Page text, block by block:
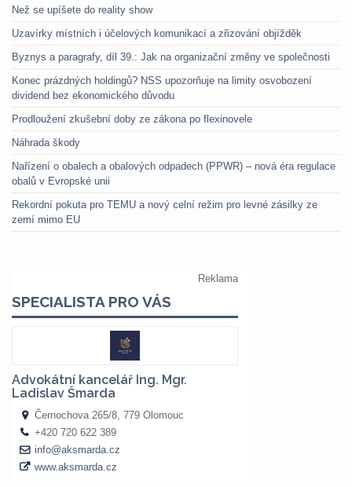
Než se upíšete do reality show
Uzavírky místních i účelových komunikací a zřizování objížděk
Byznys a paragrafy, díl 39.: Jak na organizační změny ve společnosti
Konec prázdných holdingů? NSS upozorňuje na limity osvobození
dividend bez ekonomického důvodu
Prodloužení zkušební doby ze zákona po flexinovele
Náhrada škody
Nařízení o obalech a obalových odpadech (PPWR) – nová éra regulace
obalů v Evropské unii
Rekordní pokuta pro TEMU a nový celní režim pro levné zásilky ze
zemí mimo EU